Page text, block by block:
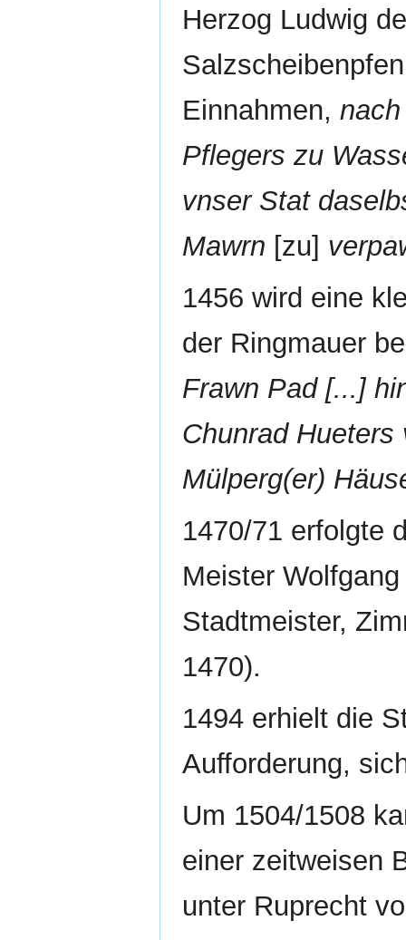
Herzog Ludwig
Einnahmen,
Pflegers zu
vnser Stat
Mawrn [zu]
1456 wird eine
der Ringmauer
Frawn Pad [...]
Chunrad
Mülperg(er)
1470/71 erfolgte
Meister
Stadtmeister,
1470).
1494 erhielt die
Aufforderung,
Um 1504/1508
einer zeitweisen
unter Ruprecht